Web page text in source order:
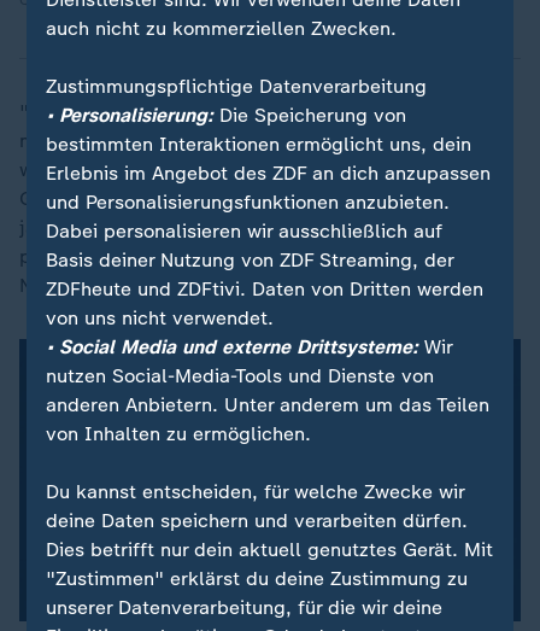
"Für die konkrete Gestaltung brauchte es aus
mehreren Gründen Zeit", sagte sie. "So war es mir
wichtig, für mich noch eine Weile ein bepflanzbares
Grab zu haben." Mit Abschluss der Arbeiten endet ein
jahrelanger Gestaltungsprozess am Grab eines der
prägendsten Politiker der deutschen
Nachkriegsgeschichte.
auch nicht zu kommerziellen Zwecken.
Zustimmungspflichtige Datenverarbeitung
• Personalisierung:Die Speicherung von
bestimmten Interaktionen ermöglicht uns, dein
Erlebnis im Angebot des ZDF an dich anzupassen
und Personalisierungsfunktionen anzubieten.
Dabei personalisieren wir ausschließlich auf
Basis deiner Nutzung von ZDF Streaming, der
ZDFheute und ZDFtivi. Daten von Dritten werden
von uns nicht verwendet.
• Social Media und externe Drittsysteme:Wir
nutzen Social-Media-Tools und Dienste von
anderen Anbietern. Unter anderem um das Teilen
von Inhalten zu ermöglichen.
Du kannst entscheiden, für welche Zwecke wir
deine Daten speichern und verarbeiten dürfen.
Dies betrifft nur dein aktuell genutztes Gerät. Mit
"Zustimmen" erklärst du deine Zustimmung zu
unserer Datenverarbeitung, für die wir deine